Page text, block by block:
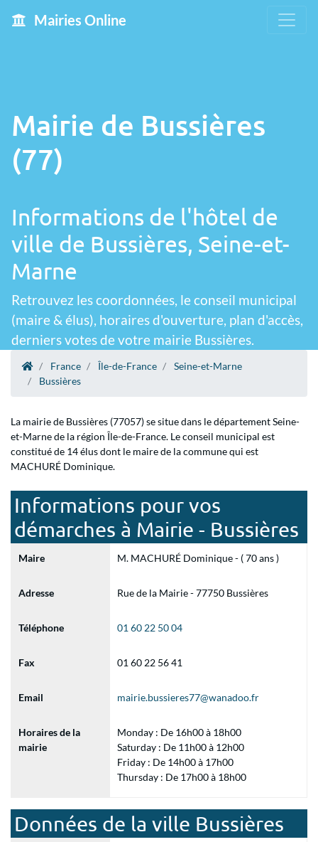
Mairies Online
Mairie de Bussières
(77)
Informations de l'hôtel de
ville de Bussières, Seine-et-
Marne
Retrouvez les coordonnées, le conseil municipal
(maire & élus), horaires d'ouverture, plan d'accès,
derniers votes de votre mairie Bussières.
France Île-de-France
Seine-et-Marne
Bussières
La mairie de Bussières (77057) se situe dans le département Seine-
et-Marne de la région Île-de-France. Le conseil municipal est
constitué de 14 élus dont le maire de la commune qui est
MACHURÉ Dominique.
Informations pour vos
démarches à Mairie - Bussières
Maire M. MACHURÉ Dominique - ( 70 ans )
Adresse Rue de la Mairie - 77750 Bussières
Téléphone 01 60 22 50 04
Fax 01 60 22 56 41
Email mairie.bussieres77@wanadoo.fr
Horaires de la
mairie
Monday : De 16h00 à 18h00
Saturday : De 11h00 à 12h00
Friday : De 14h00 à 17h00
Thursday : De 17h00 à 18h00
Données de la ville Bussières